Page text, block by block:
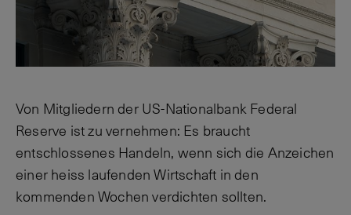
Von Mitgliedern der US-Nationalbank Federal
Reserve ist zu vernehmen: Es braucht
entschlossenes Handeln, wenn sich die Anzeichen
einer heiss laufenden Wirtschaft in den
kommenden Wochen verdichten sollten.